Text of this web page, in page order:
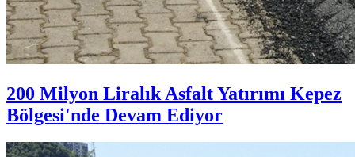
200 Milyon Liralık Asfalt Yatırımı Kepez
Bölgesi'nde Devam Ediyor